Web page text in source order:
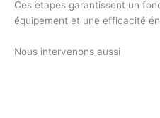
Ces étapes garantissent un
équipement et une efficacité
Nous intervenons aussi